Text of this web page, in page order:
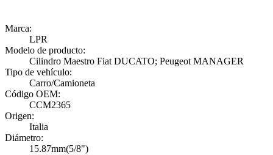
Marca:
LPR
Modelo de producto:
Cilindro Maestro Fiat DUCATO; Peugeot MANAGER
Tipo de vehículo:
Carro/Camioneta
Código OEM:
CCM2365
Origen:
Italia
Diámetro:
15.87mm(5/8")